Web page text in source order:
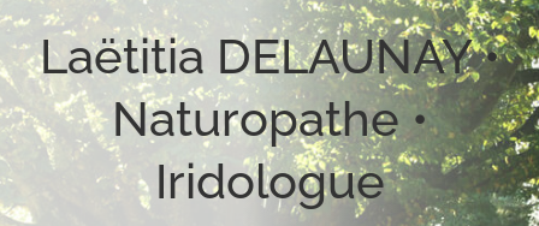
Laëtitia DELAUNAY •
Naturopathe •
Iridologue